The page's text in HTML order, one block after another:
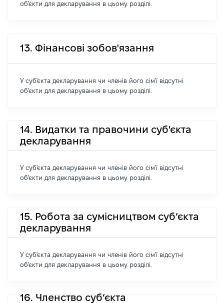
об'єкти для декларування в цьому розділі.
13. Фінансові зобов'язання
У суб'єкта декларування чи членів його сім'ї відсутні
об'єкти для декларування в цьому розділі.
14. Видатки та правочини суб'єкта
декларування
У суб'єкта декларування чи членів його сім'ї відсутні
об'єкти для декларування в цьому розділі.
15. Робота за сумісництвом суб’єкта
декларування
У суб'єкта декларування чи членів його сім'ї відсутні
об'єкти для декларування в цьому розділі.
16. Членство суб’єкта